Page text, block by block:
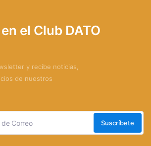
el Club DATO
y recibe noticias,
de nuestros